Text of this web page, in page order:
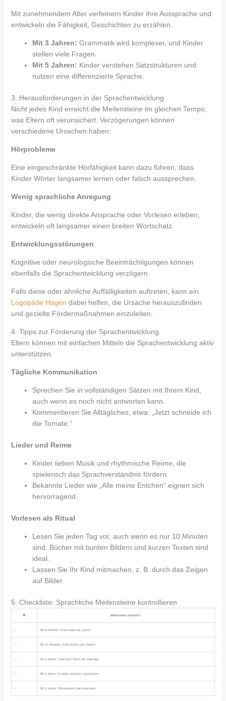
Mit zunehmendem Alter verfeinern Kinder ihre Aussprache und
entwickeln die Fähigkeit, Geschichten zu erzählen.
Mit 3 Jahren: Grammatik wird komplexer, und Kinder
stellen viele Fragen.
Mit 5 Jahren: Kinder verstehen Satzstrukturen und
nutzen eine differenzierte Sprache.
3. Herausforderungen in der Sprachentwicklung
Nicht jedes Kind erreicht die Meilensteine im gleichen Tempo,
was Eltern oft verunsichert. Verzögerungen können
verschiedene Ursachen haben:
Hörprobleme
Eine eingeschränkte Hörfähigkeit kann dazu führen, dass
Kinder Wörter langsamer lernen oder falsch aussprechen.
Wenig sprachliche Anregung
Kinder, die wenig direkte Ansprache oder Vorlesen erleben,
entwickeln oft langsamer einen breiten Wortschatz.
Entwicklungsstörungen
Kognitive oder neurologische Beeinträchtigungen können
ebenfalls die Sprachentwicklung verzögern.
Falls diese oder ähnliche Auffälligkeiten auftreten, kann ein
Logopäde Hagen dabei helfen, die Ursache herauszufinden
und gezielte Fördermaßnahmen einzuleiten.
4. Tipps zur Förderung der Sprachentwicklung
Eltern können mit einfachen Mitteln die Sprachentwicklung aktiv
unterstützen.
Tägliche Kommunikation
Sprechen Sie in vollständigen Sätzen mit Ihrem Kind,
auch wenn es noch nicht antworten kann.
Kommentieren Sie Alltägliches, etwa: „Jetzt schneide ich
die Tomate.“
Lieder und Reime
Kinder lieben Musik und rhythmische Reime, die
spielerisch das Sprachverständnis fördern.
Bekannte Lieder wie „Alle meine Entchen“ eignen sich
hervorragend.
Vorlesen als Ritual
Lesen Sie jeden Tag vor, auch wenn es nur 10 Minuten
sind. Bücher mit bunten Bildern und kurzen Texten sind
ideal.
Lassen Sie Ihr Kind mitmachen, z. B. durch das Zeigen
auf Bilder.
5. Checkliste: Sprachliche Meilensteine kontrollieren
🌟 Meilenstein erreicht?
✅ Mit 6 Monaten: Erste Laute wie „ba-ba“
✅ Mit 12 Monaten: Erste Wörter wie „Mama“
✅ Mit 2 Jahren: Zwei-Wort-Sätze wie „Ball weg“
✅ Mit 3 Jahren: Erzählen einfacher Geschichten
✅ Mit 5 Jahren: Differenzierte Satzstrukturen